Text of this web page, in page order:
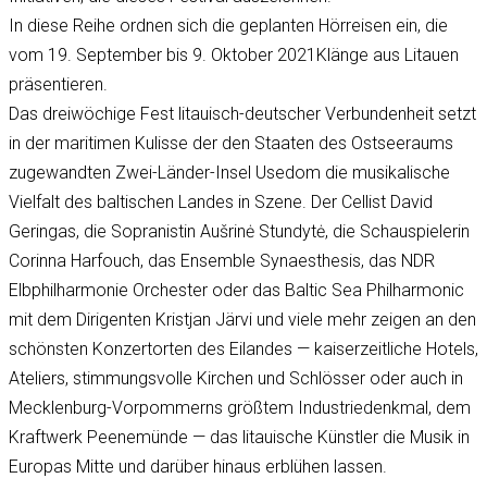
In diese Reihe ordnen sich die geplanten Hörreisen ein, die
vom 19. September bis 9. Oktober 2021Klänge aus Litauen
präsentieren.
Das dreiwöchige Fest litauisch-deutscher Verbundenheit setzt
in der maritimen Kulisse der den Staaten des Ostseeraums
zugewandten Zwei-Länder-Insel Usedom die musikalische
Vielfalt des baltischen Landes in Szene. Der Cellist David
Geringas, die Sopranistin Aušrinė Stundytė, die Schauspielerin
Corinna Harfouch, das Ensemble Synaesthesis, das NDR
Elbphilharmonie Orchester oder das Baltic Sea Philharmonic
mit dem Dirigenten Kristjan Järvi und viele mehr zeigen an den
schönsten Konzertorten des Eilandes — kaiserzeitliche Hotels,
Ateliers, stimmungsvolle Kirchen und Schlösser oder auch in
Mecklenburg-Vorpommerns größtem Industriedenkmal, dem
Kraftwerk Peenemünde — das litauische Künstler die Musik in
Europas Mitte und darüber hinaus erblühen lassen.